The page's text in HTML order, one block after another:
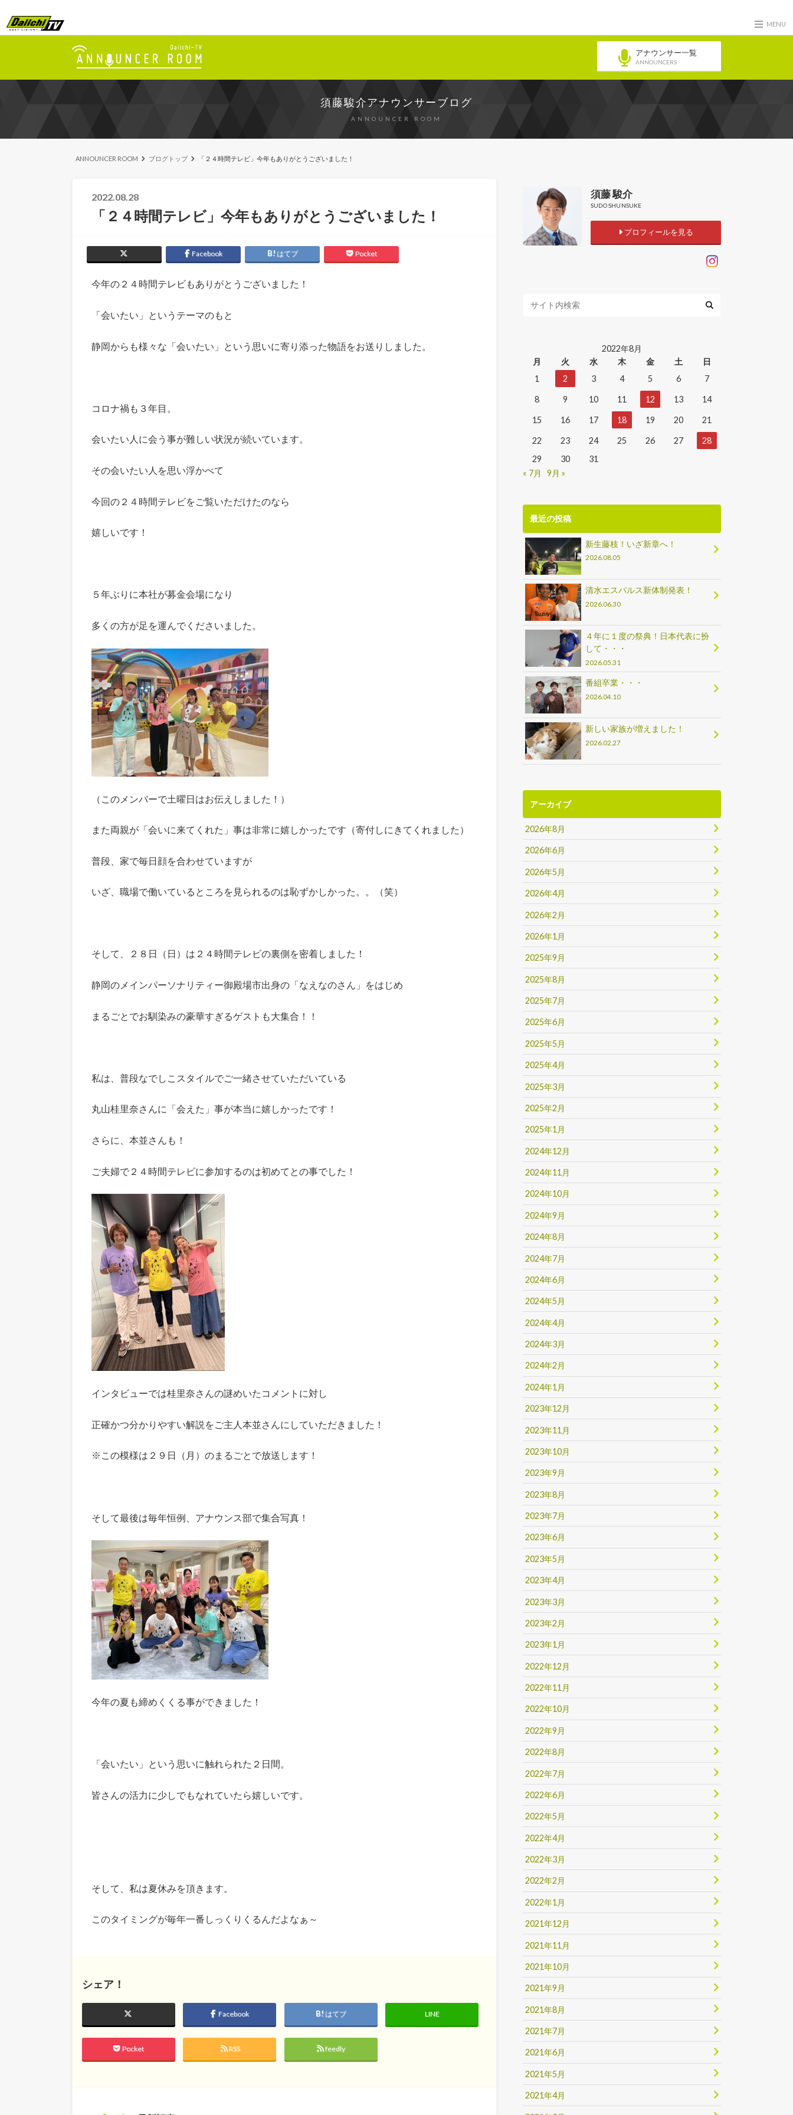
MENU
アナウンサー一覧
ANNOUNCERS
須藤駿介アナウンサーブログ
ANNOUNCER ROOM
ANNOUNCER ROOM ブログトップ 「２４時間テレビ」今年もありがとうございました！
2022.08.28
「２４時間テレビ」今年もありがとうございました！
Facebook はてブ Pocket
今年の２４時間テレビもありがとうございました！
「会いたい」というテーマのもと
静岡からも様々な「会いたい」という思いに寄り添った物語をお送りしました。
コロナ禍も３年目。
会いたい人に会う事が難しい状況が続いています。
その会いたい人を思い浮かべて
今回の２４時間テレビをご覧いただけたのなら
嬉しいです！
５年ぶりに本社が募金会場になり
多くの方が足を運んでくださいました。
（このメンバーで土曜日はお伝えしました！）
また両親が「会いに来てくれた」事は非常に嬉しかったです（寄付しにきてくれました）
普段、家で毎日顔を合わせていますが
いざ、職場で働いているところを見られるのは恥ずかしかった。。（笑）
そして、２８日（日）は２４時間テレビの裏側を密着しました！
静岡のメインパーソナリティー御殿場市出身の「なえなのさん」をはじめ
まるごとでお馴染みの豪華すぎるゲストも大集合！！
私は、普段なでしこスタイルでご一緒させていただいている
丸山桂里奈さんに「会えた」事が本当に嬉しかったです！
さらに、本並さんも！
ご夫婦で２４時間テレビに参加するのは初めてとの事でした！
インタビューでは桂里奈さんの謎めいたコメントに対し
正確かつ分かりやすい解説をご主人本並さんにしていただきました！
※この模様は２９日（月）のまるごとで放送します！
そして最後は毎年恒例、アナウンス部で集合写真！
今年の夏も締めくくる事ができました！
「会いたい」という思いに触れられた２日間。
皆さんの活力に少しでもなれていたら嬉しいです。
そして、私は夏休みを頂きます。
このタイミングが毎年一番しっくりくるんだよなぁ～
シェア！
Facebook はてブ LINE
Pocket RSS feedly
須藤 駿介
SUDO SHUNSUKE
プロフィールを見る
2022年8月
月
火 水 木 金 土
日
1
2 3 4 5 6 7
8 9 10 11 12 13 14
15 16 17 18 19 20 21
22 23 24 25 26 27
28
29
30
31
« 7月
9月 »
最近の投稿
新生藤枝！いざ新章へ！
2026.08.05
清水エスパルス新体制発表！
2026.06.30
４年に１度の祭典！日本代表に扮
して・・・
2026.05.31
番組卒業・・・
2026.04.10
新しい家族が増えました！
2026.02.27
アーカイブ
2026年8月
2026年6月
2026年5月
2026年4月
2026年2月
2026年1月
2025年9月
2025年8月
2025年7月
2025年6月
2025年5月
2025年4月
2025年3月
2025年2月
2025年1月
2024年12月
2024年11月
2024年10月
2024年9月
2024年8月
2024年7月
2024年6月
2024年5月
2024年4月
2024年3月
2024年2月
2024年1月
2023年12月
2023年11月
2023年10月
2023年9月
2023年8月
2023年7月
2023年6月
2023年5月
2023年4月
2023年3月
2023年2月
2023年1月
2022年12月
2022年11月
2022年10月
2022年9月
2022年8月
2022年7月
2022年6月
2022年5月
2022年4月
2022年3月
2022年2月
2022年1月
2021年12月
2021年11月
2021年10月
2021年9月
2021年8月
2021年7月
2021年6月
2021年5月
2021年4月